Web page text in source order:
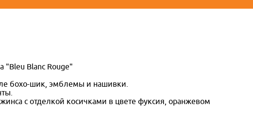
Blanc Rouge"
бохо-шик, эмблемы и нашивки.
с отделкой косичками в цвете фуксия, оранжевом